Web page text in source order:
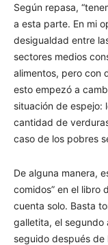
Según repasa,
a esta parte. En mi
desigualdad entre
sectores medios
alimentos, pero con
esto empezó a
situación de espejo:
cantidad de
caso de los pobres
De alguna manera,
comidos” en el libro
cuenta solo. Basta
galletita, el segundo
seguido después